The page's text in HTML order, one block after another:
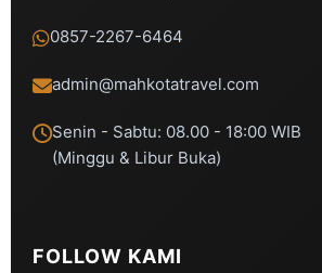
0857-2267-6464
admin@mahkotatravel.com
Senin - Sabtu: 08.00 - 18:00 WIB
(Minggu & Libur Buka)
FOLLOW KAMI